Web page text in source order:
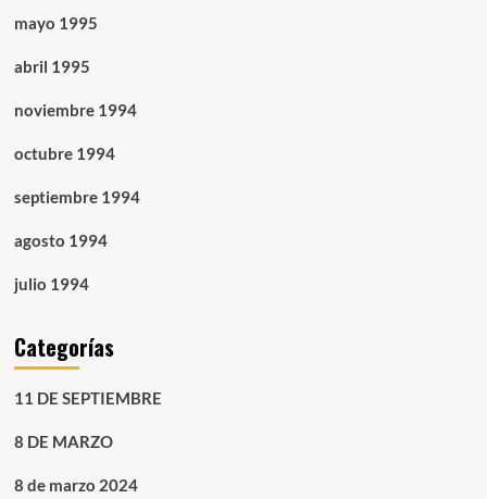
mayo 1995
abril 1995
noviembre 1994
octubre 1994
septiembre 1994
agosto 1994
julio 1994
Categorías
11 DE SEPTIEMBRE
8 DE MARZO
8 de marzo 2024